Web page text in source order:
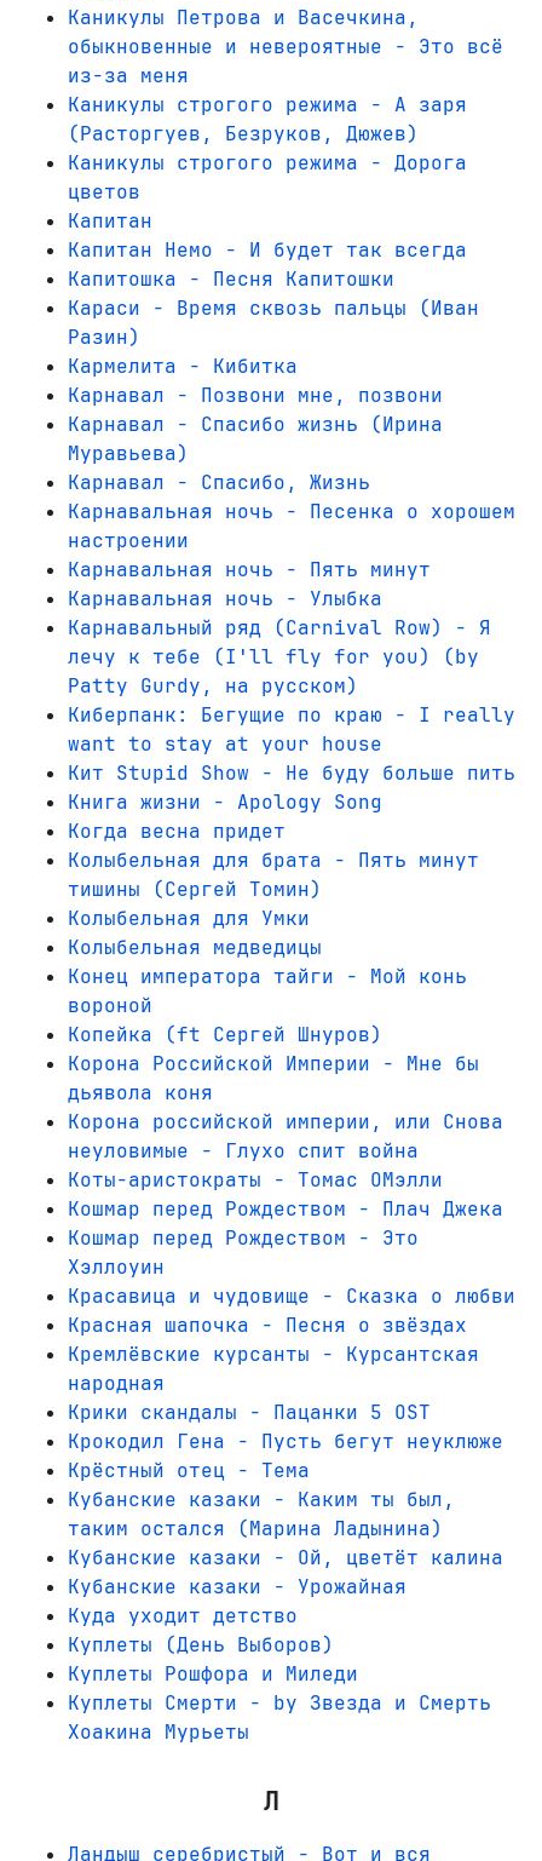
Каникулы Петрова и Васечкина,
обыкновенные и невероятные - Это всё
из-за меня
Каникулы строгого режима - А заря
(Расторгуев, Безруков, Дюжев)
Каникулы строгого режима - Дорога
цветов
Капитан
Капитан Немо - И будет так всегда
Капитошка - Песня Капитошки
Караси - Время сквозь пальцы (Иван
Разин)
Кармелита - Кибитка
Карнавал - Позвони мне, позвони
Карнавал - Спасибо жизнь (Ирина
Муравьева)
Карнавал - Спасибо, Жизнь
Карнавальная ночь - Песенка о хорошем
настроении
Карнавальная ночь - Пять минут
Карнавальная ночь - Улыбка
Карнавальный ряд (Carnival Row) - Я
лечу к тебе (I'll fly for you) (by
Patty Gurdy, на русском)
Киберпанк: Бегущие по краю - I really
want to stay at your house
Кит Stupid Show - Не буду больше пить
Книга жизни - Apology Song
Когда весна придет
Колыбельная для брата - Пять минут
тишины (Сергей Томин)
Колыбельная для Умки
Колыбельная медведицы
Конец императора тайги - Мой конь
вороной
Копейка (ft Сергей Шнуров)
Корона Российской Империи - Мне бы
дьявола коня
Корона российской империи, или Снова
неуловимые - Глухо спит война
Коты-аристократы - Томас ОМэлли
Кошмар перед Рождеством - Плач Джека
Кошмар перед Рождеством - Это
Хэллоуин
Красавица и чудовище - Сказка о любви
Красная шапочка - Песня о звёздах
Кремлёвские курсанты - Курсантская
народная
Крики скандалы - Пацанки 5 OST
Крокодил Гена - Пусть бегут неуклюже
Крёстный отец - Тема
Кубанские казаки - Каким ты был,
таким остался (Марина Ладынина)
Кубанские казаки - Ой, цветёт калина
Кубанские казаки - Урожайная
Куда уходит детство
Куплеты (День Выборов)
Куплеты Рошфора и Миледи
Куплеты Смерти - by Звезда и Смерть
Хоакина Мурьеты
Л
Ландыш серебристый - Вот и вся